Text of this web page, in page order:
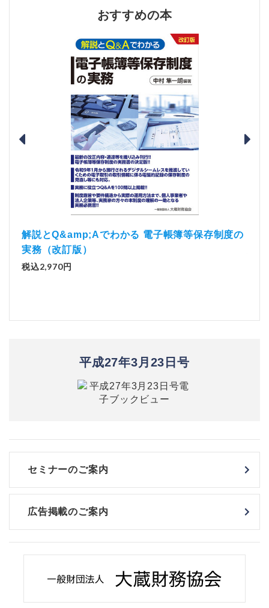
おすすめの本
解説とQ&amp;Aでわかる 電子帳簿等保存制度の
実務（改訂版）
税込2,970円
平成27年3月23日号
セミナーのご案内
広告掲載のご案内